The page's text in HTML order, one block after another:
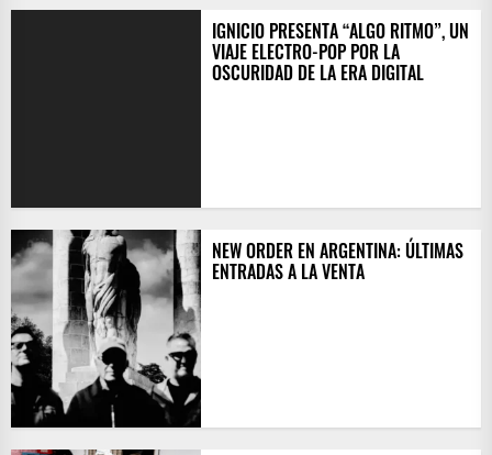
IGNICIO PRESENTA “ALGO RITMO”, UN
VIAJE ELECTRO-POP POR LA
OSCURIDAD DE LA ERA DIGITAL
NEW ORDER EN ARGENTINA: ÚLTIMAS
ENTRADAS A LA VENTA